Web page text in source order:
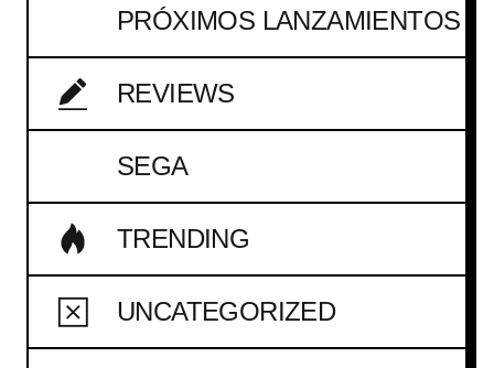
PRÓXIMOS LANZAMIENTOS
REVIEWS
SEGA
TRENDING
UNCATEGORIZED